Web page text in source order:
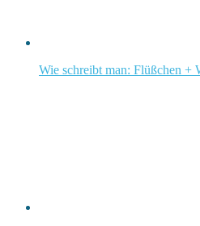
Wie schreibt man: Flüßchen +